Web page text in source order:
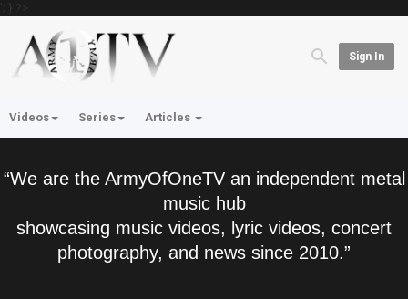
'; } ?>
Sign In
Videos Series Articles
“We are the ArmyOfOneTV an independent metal
music hub
showcasing music videos, lyric videos, concert
photography, and news since 2010.”